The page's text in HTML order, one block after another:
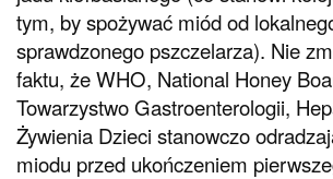
tym, by spożywać miód od
sprawdzonego pszczelarza). Nie
faktu, że WHO, National Honey
Towarzystwo Gastroenterologii,
Żywienia Dzieci stanowczo
miodu przed ukończeniem